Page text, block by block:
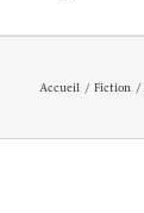
Accueil Fiction